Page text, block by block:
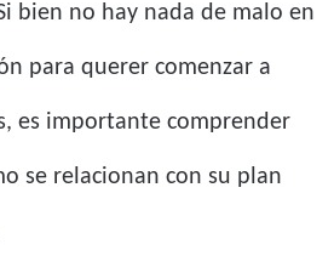
bien no hay nada de malo en
para querer comenzar a
es importante comprender
se relacionan con su plan